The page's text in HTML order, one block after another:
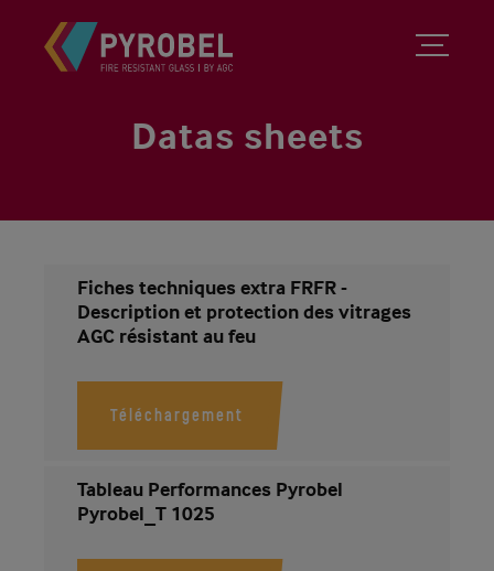
Datas sheets
Fiches techniques extra FRFR -
Description et protection des vitrages
AGC résistant au feu
Téléchargement
Tableau Performances Pyrobel
Pyrobel_T 1025